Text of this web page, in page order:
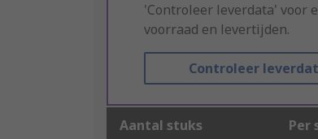
'Controleer leverdata' voor
voorraad en levertijden.
Controleer
Aantal stuks Per